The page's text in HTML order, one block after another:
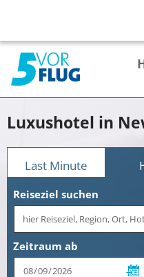
Luxushotel in
Last Minute
Reiseziel suchen
Zeitraum ab